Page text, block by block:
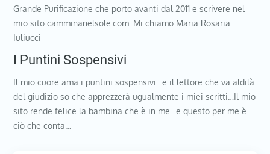
Grande Purificazione che porto avanti dal 2011 e scrivere nel
mio sito camminanelsole.com. Mi chiamo Maria Rosaria
Iuliucci
I Puntini Sospensivi
Il mio cuore ama i puntini sospensivi…e il lettore che va aldilà
del giudizio so che apprezzerà ugualmente i miei scritti…Il mio
sito rende felice la bambina che è in me…e questo per me è
ciò che conta…